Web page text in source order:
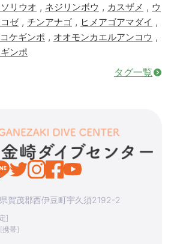
リウオ , ネジリンボウ , カスザメ , ウ
ゼ, チンアナゴ , ヒメアゴアマダイ ,
コケギンポ , オオモンカエルアンコウ ,
ンポ
タグ一覧
賀茂郡西伊豆町宇久須2192-2
]
[携帯]